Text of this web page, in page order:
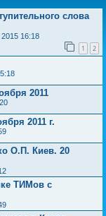
слова
16:18
1 2
2011
2011 г.
О.П. Киев. 20
ТИМов с